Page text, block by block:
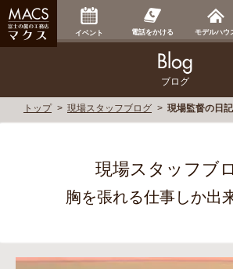
イベント 電話をかける モデルハウ
ブログ
トップ 現場スタッフブログ 現場監督の日記
現場スタッフブ
胸を張れる仕事しか出